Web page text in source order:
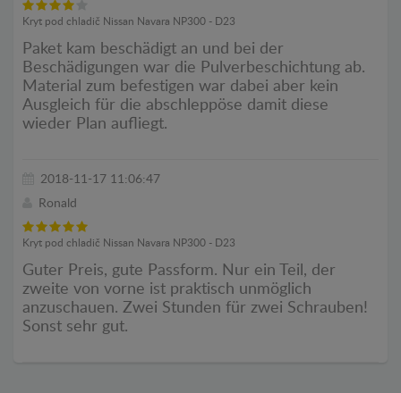
Kryt pod chladič Nissan Navara NP300 - D23
Paket kam beschädigt an und bei der
Beschädigungen war die Pulverbeschichtung ab.
Material zum befestigen war dabei aber kein
Ausgleich für die abschleppöse damit diese
wieder Plan aufliegt.
2018-11-17 11:06:47
Ronald
Kryt pod chladič Nissan Navara NP300 - D23
Guter Preis, gute Passform. Nur ein Teil, der
zweite von vorne ist praktisch unmöglich
anzuschauen. Zwei Stunden für zwei Schrauben!
Sonst sehr gut.